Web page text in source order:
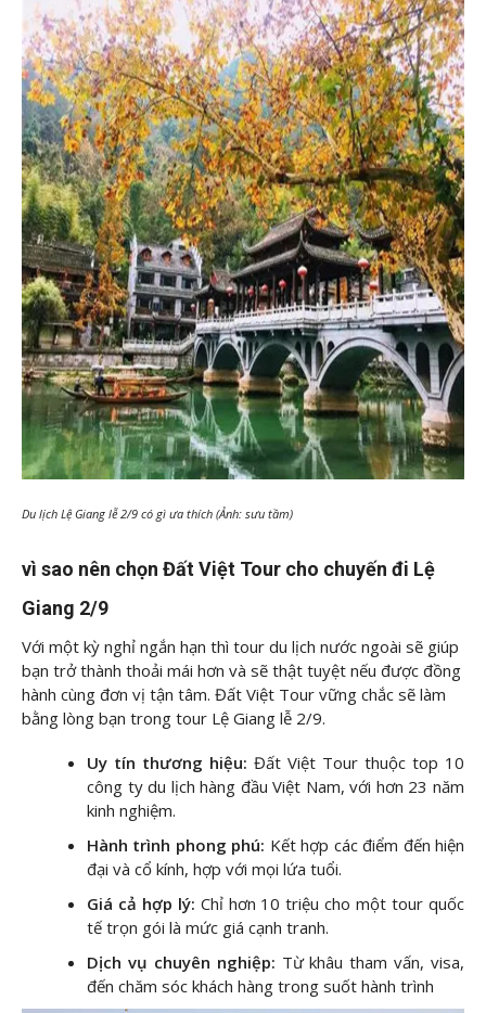
Du lịch Lệ Giang lễ 2/9 có gì ưa thích (Ảnh: sưu tầm)
vì sao nên chọn Đất Việt Tour cho chuyến đi Lệ
Giang 2/9
Với một kỳ nghỉ ngắn hạn thì tour du lịch nước ngoài sẽ giúp
bạn trở thành thoải mái hơn và sẽ thật tuyệt nếu được đồng
hành cùng đơn vị tận tâm. Đất Việt Tour vững chắc sẽ làm
bằng lòng bạn trong tour Lệ Giang lễ 2/9.
Uy tín thương hiệu: Đất Việt Tour thuộc top 10
công ty du lịch hàng đầu Việt Nam, với hơn 23 năm
kinh nghiệm.
Hành trình phong phú: Kết hợp các điểm đến hiện
đại và cổ kính, hợp với mọi lứa tuổi.
Giá cả hợp lý: Chỉ hơn 10 triệu cho một tour quốc
tế trọn gói là mức giá cạnh tranh.
Dịch vụ chuyên nghiệp: Từ khâu tham vấn, visa,
đến chăm sóc khách hàng trong suốt hành trình